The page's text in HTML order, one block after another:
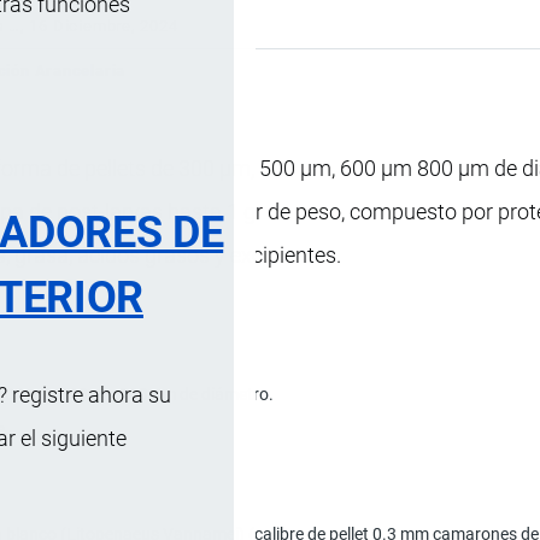
DE
registre ahora su
el siguiente
de pellets de 300 µm, 500 µm, 600 µm 800 µm de
de post-larvas hasta 1 gr de peso, compuesto por
grasa, ácidos grasos y excipientes.
µm, 600 µm 800 µm de diámetro.
blanco (Litopenaeus Vannamei) (calibre de pellet 0.3 mm